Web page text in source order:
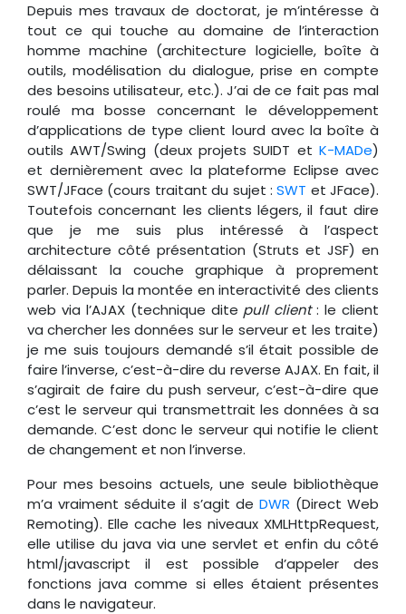
Depuis mes travaux de doctorat, je m’intéresse à
tout ce qui touche au domaine de l’interaction
homme machine (architecture logicielle, boîte à
outils, modélisation du dialogue, prise en compte
des besoins utilisateur, etc.). J’ai de ce fait pas mal
roulé ma bosse concernant le développement
d’applications de type client lourd avec la boîte à
outils AWT/Swing (deux projets SUIDT et K-MADe)
et dernièrement avec la plateforme Eclipse avec
SWT/JFace (cours traitant du sujet :SWT et JFace).
Toutefois concernant les clients légers, il faut dire
que je me suis plus intéressé à l’aspect
architecture côté présentation (Struts et JSF) en
délaissant la couche graphique à proprement
parler. Depuis la montée en interactivité des clients
web via l’AJAX (technique dite pull client: le client
va chercher les données sur le serveur et les traite)
je me suis toujours demandé s’il était possible de
faire l’inverse, c’est-à-dire du reverse AJAX. En fait, il
s’agirait de faire du push serveur, c’est-à-dire que
c’est le serveur qui transmettrait les données à sa
demande. C’est donc le serveur qui notifie le client
de changement et non l’inverse.
Pour mes besoins actuels, une seule bibliothèque
m’a vraiment séduite il s’agit de DWR (Direct Web
Remoting). Elle cache les niveaux XMLHttpRequest,
elle utilise du java via une servlet et enfin du côté
html/javascript il est possible d’appeler des
fonctions java comme si elles étaient présentes
dans le navigateur.